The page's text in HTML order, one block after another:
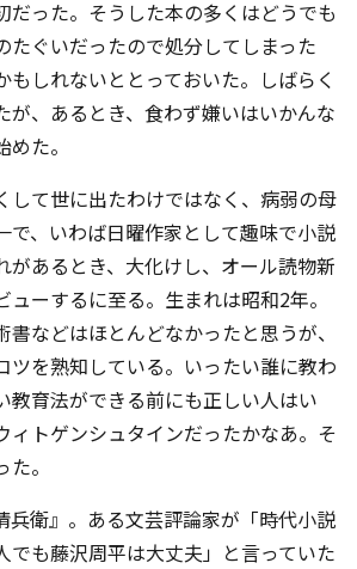
だった。そうした本の多くはどうでも
たぐいだったので処分してしまった
もしれないととっておいた。しばらく
が、あるとき、食わず嫌いはいかんな
た。
して世に出たわけではなく、病弱の母
で、いわば日曜作家として趣味で小説
があるとき、大化けし、オール読物新
ューするに至る。生まれは昭和2年。
などはほとんどなかったと思うが、
ツを熟知している。いったい誰に教わ
教育法ができる前にも正しい人はい
ィトゲンシュタインだったかなあ。そ
。
兵衛』。ある文芸評論家が「時代小説
でも藤沢周平は大丈夫」と言っていた